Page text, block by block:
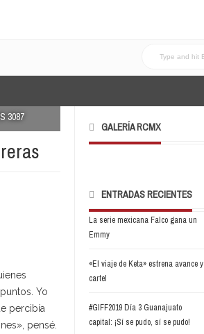
3087
Yo
percibía
pensé.
GALERÍA RCMX
ENTRADAS RECIENTES
La serie mexicana Falco gana un
Emmy
«El viaje de Keta» estrena avance y
cartel
#GIFF2019 Día 3 Guanajuato
capital: ¡Sí se pudo, sí se pudo!